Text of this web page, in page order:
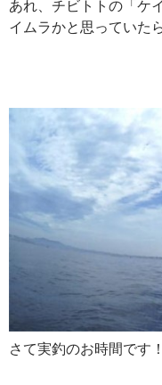
あれ、チビトトの「ケ
イムラかと思っていた
さて実釣のお時間です！